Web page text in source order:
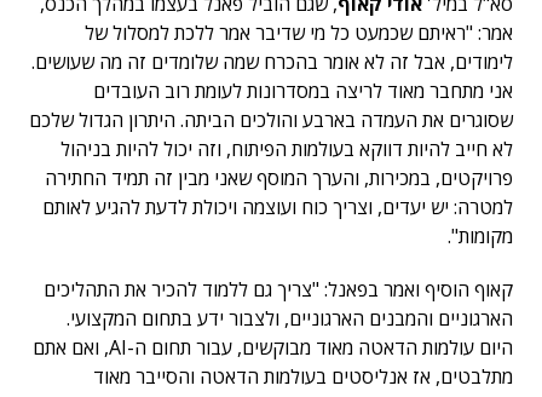
אמר: "ראיתם שכמעט כל מי שדיבר אמר ללכת למסלול של
לימודים, אבל זה לא אומר בהכרח שמה שלומדים זה מה שעושים.
אני מתחבר מאוד לריצה במסדרונות לעומת רוב העובדים
שסוגרים את העמדה בארבע והולכים הביתה. היתרון הגדול שלכם
לא חייב להיות דווקא בעולמות הפיתוח, וזה יכול להיות בניהול
פרויקטים, במכירות, והערך המוסף שאני מבין זה תמיד החתירה
למטרה: יש יעדים, וצריך כוח ועוצמה ויכולת לדעת להגיע לאותם
מקומות".
קאוף הוסיף ואמר בפאנל: "צריך גם ללמוד להכיר את התהליכים
הארגוניים והמבנים הארגוניים, ולצבור ידע בתחום המקצועי.
היום עולמות הדאטה מאוד מבוקשים, עבור תחום ה-AI, ואם אתם
מתלבטים, אז אנליסטים בעולמות הדאטה והסייבר מאוד